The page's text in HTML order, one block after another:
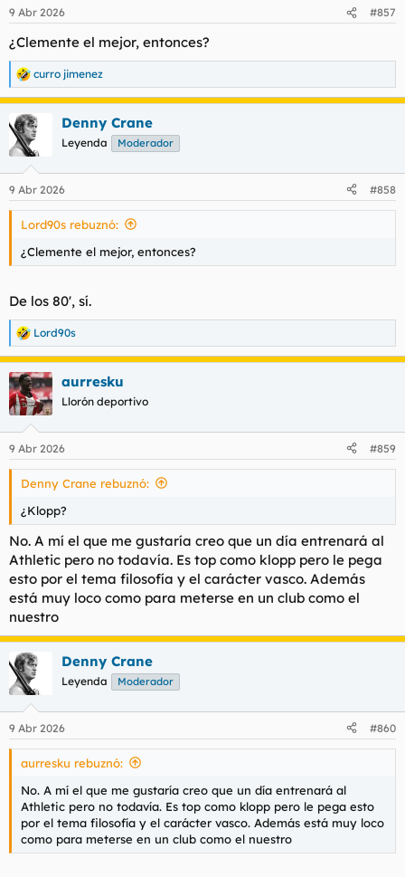
9 Abr 2026 #857
¿Clemente el mejor, entonces?
R
e
a
c
c
i
e
s
curro jimenez
Denny Crane
Leyenda Moderador
9 Abr 2026 #858
Lord90s rebuznó:
¿Clemente el mejor, entonces?
De los 80', sí.
R
e
a
c
c
i
e
s
Lord90s
aurresku
Llorón deportivo
9 Abr 2026 #859
Denny Crane rebuznó:
¿Klopp?
No. A mí el que me gustaría creo que un día entrenará al
Athletic pero no todavía. Es top como klopp pero le pega
esto por el tema filosofía y el carácter vasco. Además
está muy loco como para meterse en un club como el
nuestro
Denny Crane
Leyenda Moderador
9 Abr 2026 #860
aurresku rebuznó:
No. A mí el que me gustaría creo que un día entrenará al
Athletic pero no todavía. Es top como klopp pero le pega esto
por el tema filosofía y el carácter vasco. Además está muy loco
como para meterse en un club como el nuestro